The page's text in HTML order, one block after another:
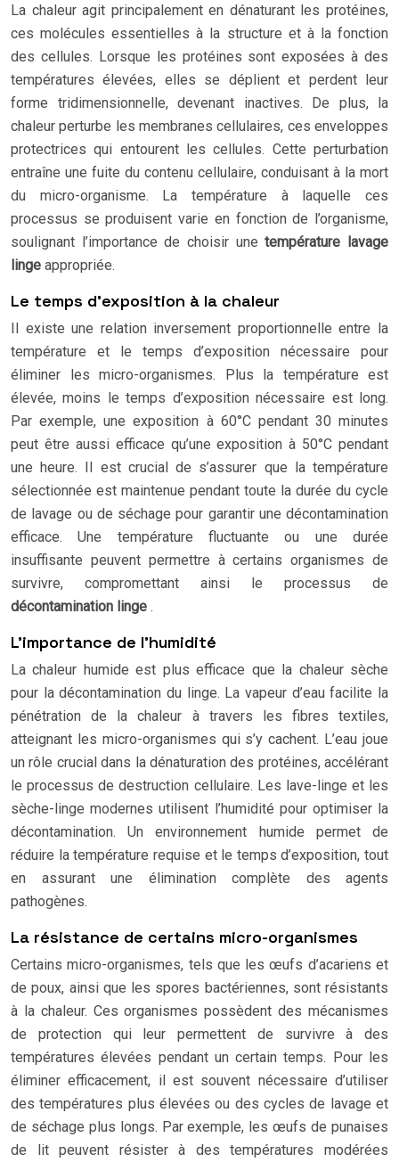
La chaleur agit principalement en dénaturant les protéines,
ces molécules essentielles à la structure et à la fonction
des cellules. Lorsque les protéines sont exposées à des
températures élevées, elles se déplient et perdent leur
forme tridimensionnelle, devenant inactives. De plus, la
chaleur perturbe les membranes cellulaires, ces enveloppes
protectrices qui entourent les cellules. Cette perturbation
entraîne une fuite du contenu cellulaire, conduisant à la mort
du micro-organisme. La température à laquelle ces
processus se produisent varie en fonction de l’organisme,
soulignant l’importance de choisir unetempérature lavage
linge appropriée.
Le temps d’exposition à la chaleur
Il existe une relation inversement proportionnelle entre la
température et le temps d’exposition nécessaire pour
éliminer les micro-organismes. Plus la température est
élevée, moins le temps d’exposition nécessaire est long.
Par exemple, une exposition à 60°C pendant 30 minutes
peut être aussi efficace qu’une exposition à 50°C pendant
une heure. Il est crucial de s’assurer que la température
sélectionnée est maintenue pendant toute la durée du cycle
de lavage ou de séchage pour garantir une décontamination
efficace. Une température fluctuante ou une durée
insuffisante peuvent permettre à certains organismes de
survivre, compromettant ainsi le processus de
décontamination linge .
L’importance de l’humidité
La chaleur humide est plus efficace que la chaleur sèche
pour la décontamination du linge. La vapeur d’eau facilite la
pénétration de la chaleur à travers les fibres textiles,
atteignant les micro-organismes qui s’y cachent. L’eau joue
un rôle crucial dans la dénaturation des protéines, accélérant
le processus de destruction cellulaire. Les lave-linge et les
sèche-linge modernes utilisent l’humidité pour optimiser la
décontamination. Un environnement humide permet de
réduire la température requise et le temps d’exposition, tout
en assurant une élimination complète des agents
pathogènes.
La résistance de certains micro-organismes
Certains micro-organismes, tels que les œufs d’acariens et
de poux, ainsi que les spores bactériennes, sont résistants
à la chaleur. Ces organismes possèdent des mécanismes
de protection qui leur permettent de survivre à des
températures élevées pendant un certain temps. Pour les
éliminer efficacement, il est souvent nécessaire d’utiliser
des températures plus élevées ou des cycles de lavage et
de séchage plus longs. Par exemple, les œufs de punaises
de lit peuvent résister à des températures modérées